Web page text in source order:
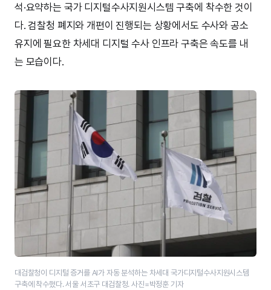
석·요약하는 국가 디지털수사지원시스템 구축에 착수한 것이
다. 검찰청 폐지와 개편이 진행되는 상황에서도 수사와 공소
유지에 필요한 차세대 디지털 수사 인프라 구축은 속도를 내
는 모습이다.
대검찰청이 디지털 증거를 AI가 자동 분석하는 차세대 국가디지털수사지원시스템
구축에 착수했다. 서울 서초구 대검찰청. 사진=박정훈 기자